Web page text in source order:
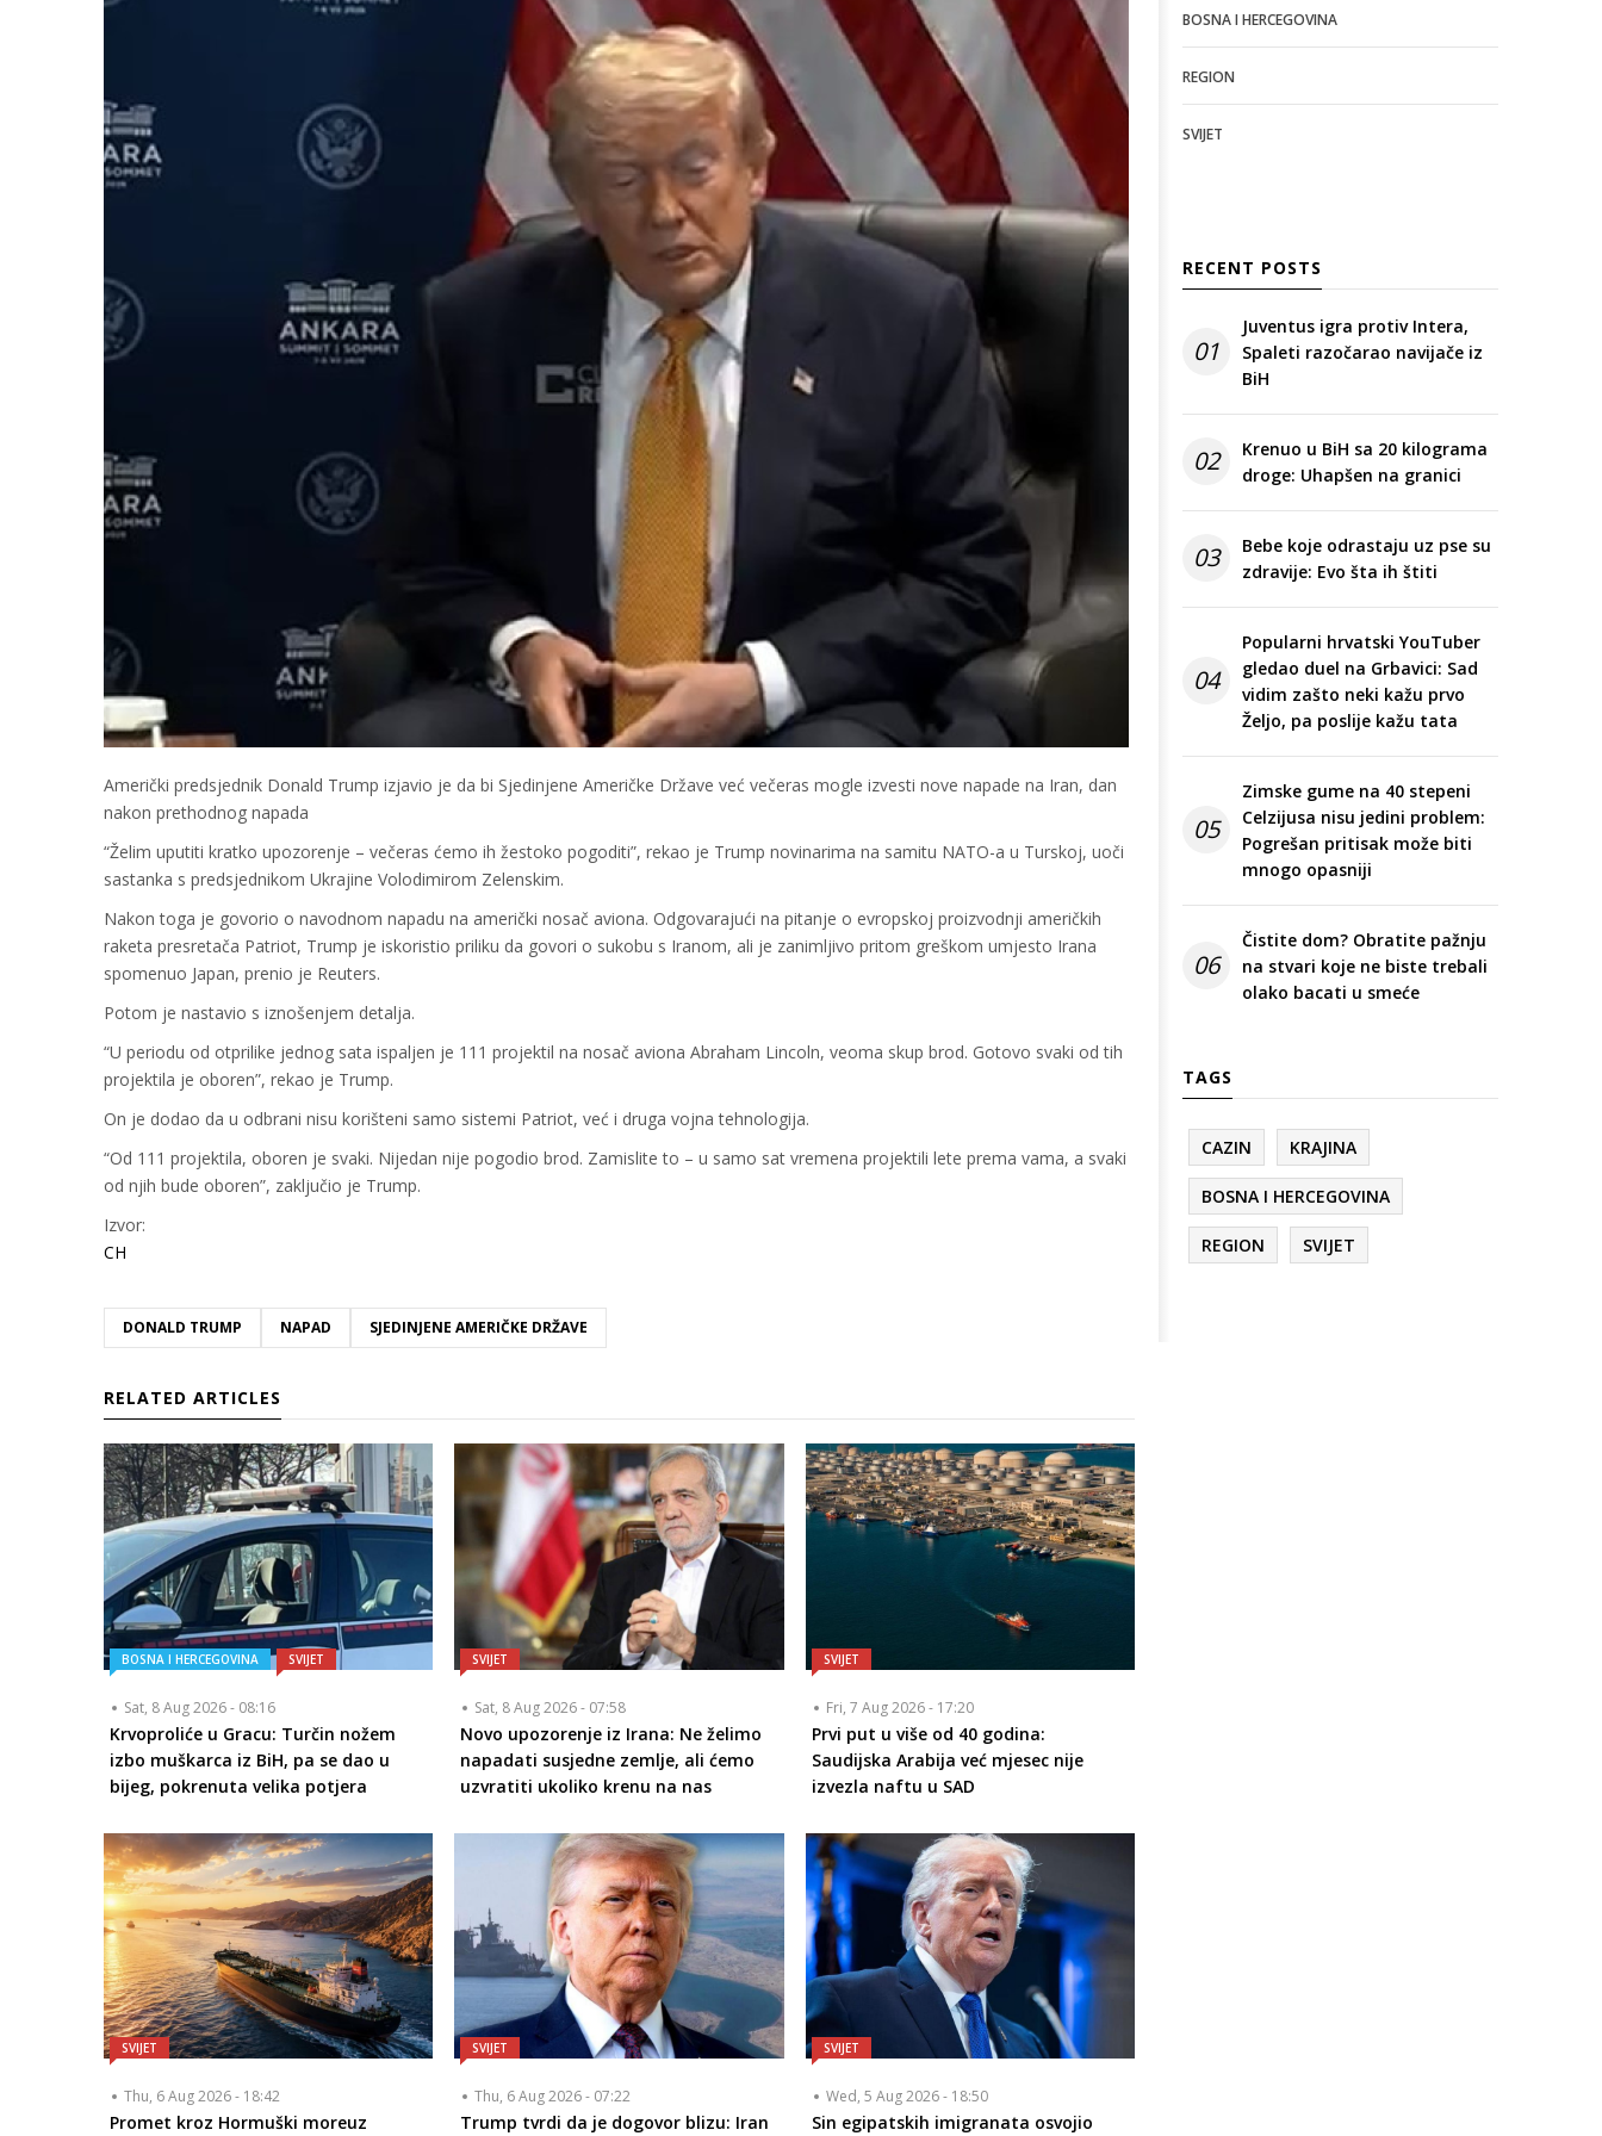
Američki predsjednik Donald Trump izjavio je da bi Sjedinjene Američke Države već večeras mogle izvesti nove napade na Iran, dan
nakon prethodnog napada
“Želim uputiti kratko upozorenje – večeras ćemo ih žestoko pogoditi”, rekao je Trump novinarima na samitu NATO-a u Turskoj, uoči
sastanka s predsjednikom Ukrajine Volodimirom Zelenskim.
Nakon toga je govorio o navodnom napadu na američki nosač aviona. Odgovarajući na pitanje o evropskoj proizvodnji američkih
raketa presretača Patriot, Trump je iskoristio priliku da govori o sukobu s Iranom, ali je zanimljivo pritom greškom umjesto Irana
spomenuo Japan, prenio je Reuters.
Potom je nastavio s iznošenjem detalja.
“U periodu od otprilike jednog sata ispaljen je 111 projektil na nosač aviona Abraham Lincoln, veoma skup brod. Gotovo svaki od tih
projektila je oboren”, rekao je Trump.
On je dodao da u odbrani nisu korišteni samo sistemi Patriot, već i druga vojna tehnologija.
“Od 111 projektila, oboren je svaki. Nijedan nije pogodio brod. Zamislite to – u samo sat vremena projektili lete prema vama, a svaki
od njih bude oboren”, zaključio je Trump.
Izvor:
CH
DONALD TRUMP NAPAD SJEDINJENE AMERIČKE DRŽAVE
RELATED ARTICLES
BOSNA I HERCEGOVINA SVIJET
Sat, 8 Aug 2026 - 08:16
Krvoproliće u Gracu: Turčin nožem
izbo muškarca iz BiH, pa se dao u
bijeg, pokrenuta velika potjera
SVIJET
Sat, 8 Aug 2026 - 07:58
Novo upozorenje iz Irana: Ne želimo
napadati susjedne zemlje, ali ćemo
uzvratiti ukoliko krenu na nas
SVIJET
Fri, 7 Aug 2026 - 17:20
Prvi put u više od 40 godina:
Saudijska Arabija već mjesec nije
izvezla naftu u SAD
SVIJET
Thu, 6 Aug 2026 - 18:42
Promet kroz Hormuški moreuz
SVIJET
Thu, 6 Aug 2026 - 07:22
Trump tvrdi da je dogovor blizu: Iran
SVIJET
Wed, 5 Aug 2026 - 18:50
Sin egipatskih imigranata osvojio
BOSNA I HERCEGOVINA
REGION
SVIJET
RECENT POSTS
01
Juventus igra protiv Intera,
Spaleti razočarao navijače iz
BiH
02
Krenuo u BiH sa 20 kilograma
droge: Uhapšen na granici
03
Bebe koje odrastaju uz pse su
zdravije: Evo šta ih štiti
04
Popularni hrvatski YouTuber
gledao duel na Grbavici: Sad
vidim zašto neki kažu prvo
Željo, pa poslije kažu tata
05
Zimske gume na 40 stepeni
Celzijusa nisu jedini problem:
Pogrešan pritisak može biti
mnogo opasniji
06
Čistite dom? Obratite pažnju
na stvari koje ne biste trebali
olako bacati u smeće
TAGS
CAZIN KRAJINA
BOSNA I HERCEGOVINA
REGION SVIJET